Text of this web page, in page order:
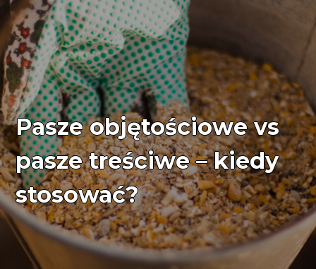
Pasze objętościowe vs
pasze treściwe – kiedy
stosować?